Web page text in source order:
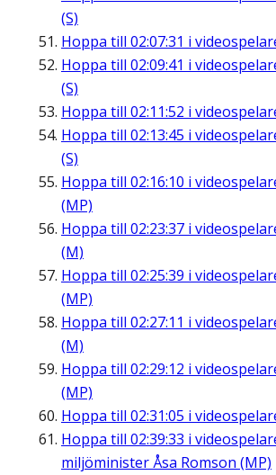
(S)
Hoppa till 02:07:31 i
Hoppa till 02:09:41 i
(S)
Hoppa till 02:11:52 i
Hoppa till 02:13:45 i
(S)
Hoppa till 02:16:10 i
(MP)
Hoppa till 02:23:37 i
(M)
Hoppa till 02:25:39 i
(MP)
Hoppa till 02:27:11 i
(M)
Hoppa till 02:29:12 i
(MP)
Hoppa till 02:31:05 i
Hoppa till 02:39:33 i
miljöminister Åsa Romson (MP)